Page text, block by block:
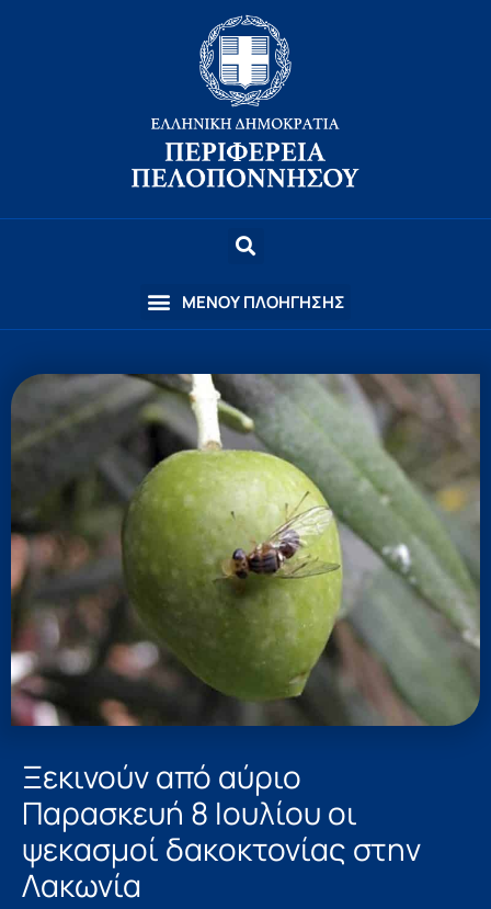
Ξεκινούν από αύριο
Παρασκευή 8 Ιουλίου οι
ψεκασμοί δακοκτονίας στην
Λακωνία